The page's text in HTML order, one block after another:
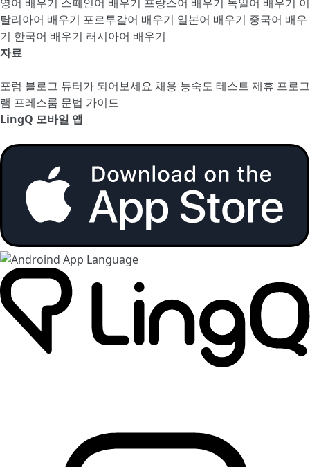
탈리아어 배우기 포르투갈어 배우기 일본어 배우기 중국어 배우
기 한국어 배우기 러시아어 배우기
자료
포럼 블로그 튜터가 되어보세요 채용 능숙도 테스트 제휴 프로그
램 프레스룸 문법 가이드
LingQ 모바일 앱